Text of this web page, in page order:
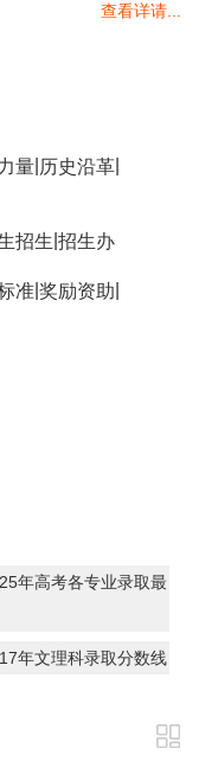
查看详请...
量 历史沿革
招生 招生办
准 奖励资助
年高考各专业录取最
年文理科录取分数线